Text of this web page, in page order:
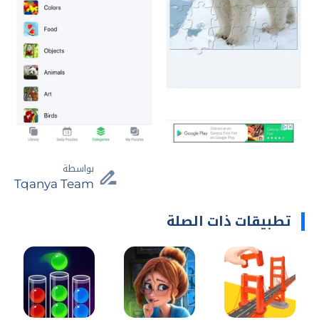
بواسطة
Tqanya Team
تطبيقات ذات الصلة